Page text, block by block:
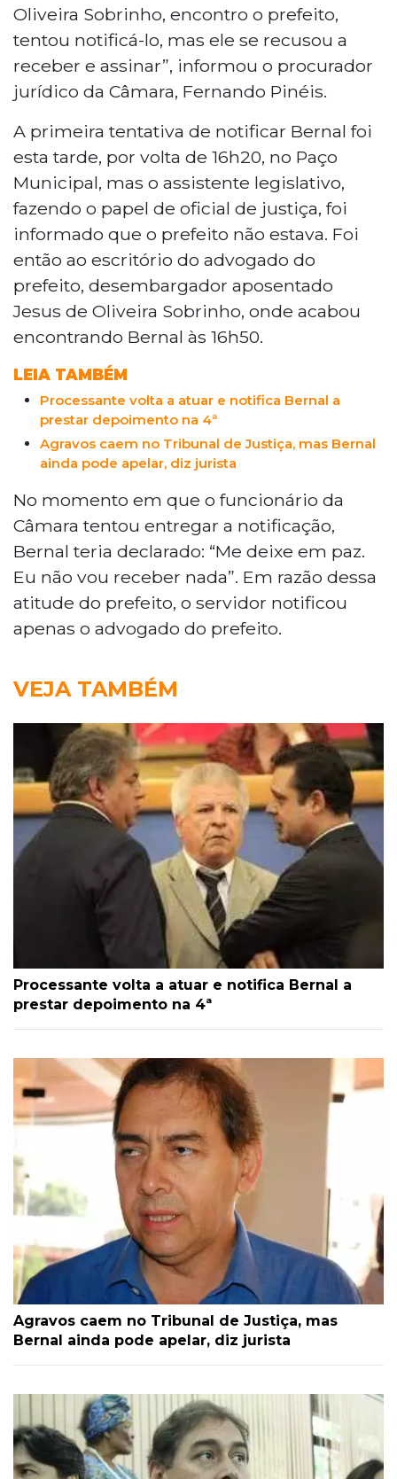
Oliveira Sobrinho, encontro o prefeito,
tentou notificá-lo, mas ele se recusou a
receber e assinar”, informou o procurador
jurídico da Câmara, Fernando Pinéis.
A primeira tentativa de notificar Bernal foi
esta tarde, por volta de 16h20, no Paço
Municipal, mas o assistente legislativo,
fazendo o papel de oficial de justiça, foi
informado que o prefeito não estava. Foi
então ao escritório do advogado do
prefeito, desembargador aposentado
Jesus de Oliveira Sobrinho, onde acabou
encontrando Bernal às 16h50.
LEIA TAMBÉM
Processante volta a atuar e notifica Bernal a
prestar depoimento na 4ª
Agravos caem no Tribunal de Justiça, mas Bernal
ainda pode apelar, diz jurista
No momento em que o funcionário da
Câmara tentou entregar a notificação,
Bernal teria declarado: “Me deixe em paz.
Eu não vou receber nada”. Em razão dessa
atitude do prefeito, o servidor notificou
apenas o advogado do prefeito.
VEJA TAMBÉM
Processante volta a atuar e notifica Bernal a
prestar depoimento na 4ª
Agravos caem no Tribunal de Justiça, mas
Bernal ainda pode apelar, diz jurista